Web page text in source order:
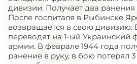
дивизии. Получает два ранения
После госпиталя в Рыбинске
возвращается в свою дивизию.
переводят на 1-ый Украинский
армии. В феврале 1944 года
ранение в руку, в бою потерял